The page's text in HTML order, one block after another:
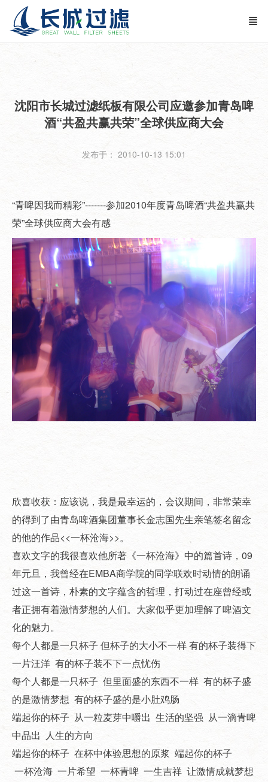
沈阳市长城过滤纸板有限公司应邀参加青岛啤
酒“共盈共赢共荣”全球供应商大会
发布于： 2010-10-13 15:01
“青啤因我而精彩”-------参加2010年度青岛啤酒“共盈共赢共
荣”全球供应商大会有感
欣喜收获：应该说，我是最幸运的，会议期间，非常荣幸
的得到了由青岛啤酒集团董事长金志国先生亲笔签名留念
的他的作品<<一杯沧海>>。
喜欢文字的我很喜欢他所著《一杯沧海》中的篇首诗，09
年元旦，我曾经在EMBA商学院的同学联欢时动情的朗诵
过这一首诗，朴素的文字蕴含的哲理，打动过在座曾经或
者正拥有着激情梦想的人们。大家似乎更加理解了啤酒文
化的魅力。
每个人都是一只杯子 但杯子的大小不一样 有的杯子装得下
一片汪洋 有的杯子装不下一点忧伤
每个人都是一只杯子 但里面盛的东西不一样 有的杯子盛
的是激情梦想 有的杯子盛的是小肚鸡肠
端起你的杯子 从一粒麦芽中嚼出 生活的坚强 从一滴青啤
中品出 人生的方向
端起你的杯子 在杯中体验思想的原浆 端起你的杯子
一杯沧海 一片希望 一杯青啤 一生吉祥 让激情成就梦想